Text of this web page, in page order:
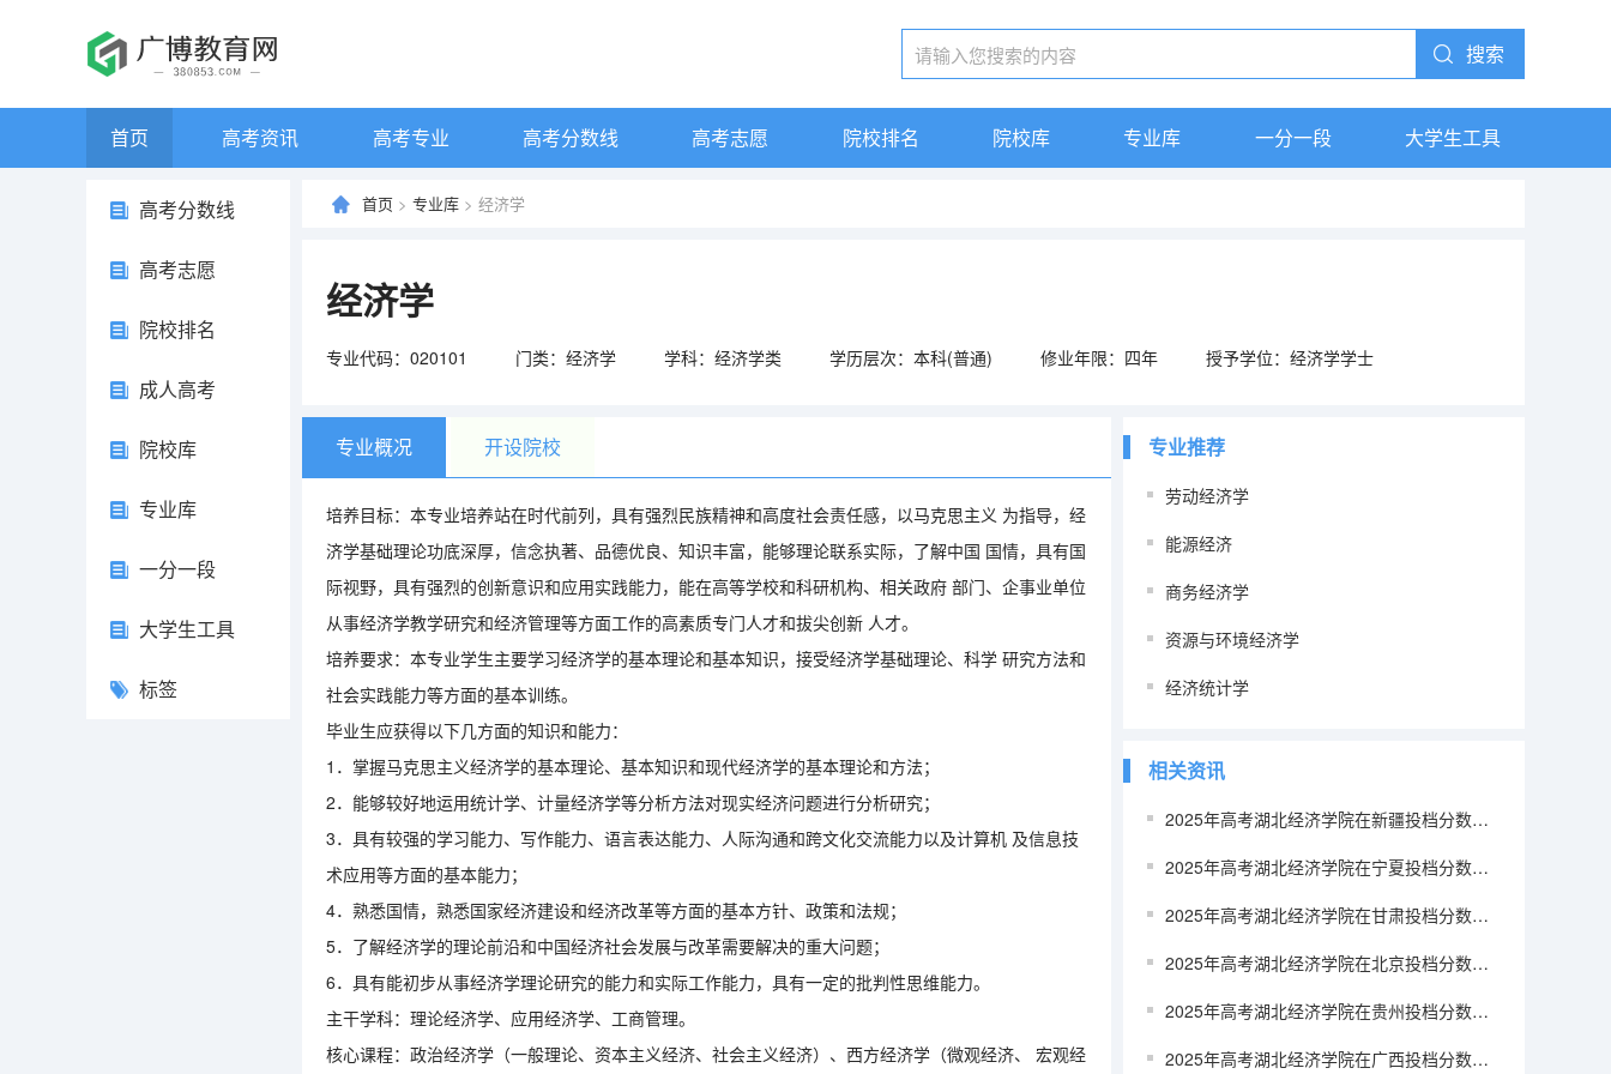
搜索
首页 高考资讯 高考专业 高考分数线 高考志愿 院校排名 院校库 专业库 一分一段 大学生工具
高考分数线
高考志愿
院校排名
成人高考
院校库
专业库
一分一段
大学生工具
标签
首页 > 专业库 > 经济学
经济学
专业代码：020101 门类：经济学 学科：经济学类 学历层次：本科(普通) 修业年限：四年 授予学位：经济学学士
专业概况 开设院校
培养目标：本专业培养站在时代前列，具有强烈民族精神和高度社会责任感，以马克思主义 为指导，经
济学基础理论功底深厚，信念执著、品德优良、知识丰富，能够理论联系实际，了解中国 国情，具有国
际视野，具有强烈的创新意识和应用实践能力，能在高等学校和科研机构、相关政府 部门、企事业单位
从事经济学教学研究和经济管理等方面工作的高素质专门人才和拔尖创新 人才。
培养要求：本专业学生主要学习经济学的基本理论和基本知识，接受经济学基础理论、科学 研究方法和
社会实践能力等方面的基本训练。
毕业生应获得以下几方面的知识和能力：
1．掌握马克思主义经济学的基本理论、基本知识和现代经济学的基本理论和方法；
2．能够较好地运用统计学、计量经济学等分析方法对现实经济问题进行分析研究；
3．具有较强的学习能力、写作能力、语言表达能力、人际沟通和跨文化交流能力以及计算机 及信息技
术应用等方面的基本能力；
4．熟悉国情，熟悉国家经济建设和经济改革等方面的基本方针、政策和法规；
5．了解经济学的理论前沿和中国经济社会发展与改革需要解决的重大问题；
6．具有能初步从事经济学理论研究的能力和实际工作能力，具有一定的批判性思维能力。
主干学科：理论经济学、应用经济学、工商管理。
核心课程：政治经济学（一般理论、资本主义经济、社会主义经济）、西方经济学（微观经济、 宏观经
专业推荐
劳动经济学
能源经济
商务经济学
资源与环境经济学
经济统计学
相关资讯
2025年高考湖北经济学院在新疆投档分数线（2026参考）
2025年高考湖北经济学院在宁夏投档分数线（2026参考）
2025年高考湖北经济学院在甘肃投档分数线（2026参考）
2025年高考湖北经济学院在北京投档分数线（2026参考）
2025年高考湖北经济学院在贵州投档分数线（2026参考）
2025年高考湖北经济学院在广西投档分数线（2026参考）